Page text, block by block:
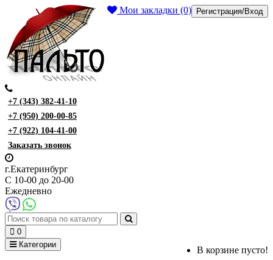
Регистрация/Вход
Мои закладки (0)
+7 (343) 382-41-10
+7 (950) 200-00-85
+7 (922) 104-41-00
Заказать звонок
г.Екатеринбург
С 10-00 до 20-00
Ежедневно
0
В корзине пусто!
Категории